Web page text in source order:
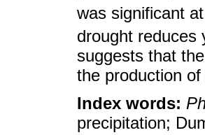
was significant
drought reduces
suggests that
the production
Index words:
precipitation;